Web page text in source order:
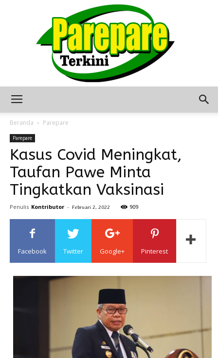
Terkini
Seputar
Sulawesi
Beranda Parepare
Parepare
Kasus Covid Meningkat,
Taufan Pawe Minta
Tingkatkan Vaksinasi
Penulis Kontributor - Februari 2, 2022 909
Facebook Twitter Google+ Pinterest